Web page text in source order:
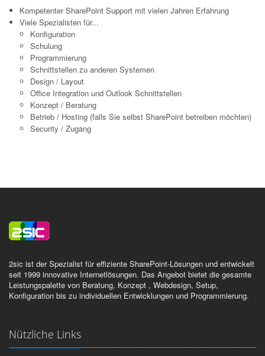
Kompetenter SharePoint Support mit vielen Jahren Erfahrung
Viele Spezialisten für...
Konfiguration
Schulung
Programmierung
Schnittstellen zu anderen Systemen
Design / Layout
Office Integration und Outlook Schnittstellen
Konzept / Beratung
Betrieb / Hosting (falls Sie selbst SharePoint betreiben möchten)
Security / Zugang
2sic ist der Spezialist für effiziente SharePoint-Lösungen und entwickelt
seit 1999 innovative Internetlösungen. Das Angebot bietet die gesamte
Leistungspalette von Beratung, Konzept , Webdesign, Setup,
Konfiguration bis zu individuellen Entwicklungen und Programmierung.
Nützliche Links